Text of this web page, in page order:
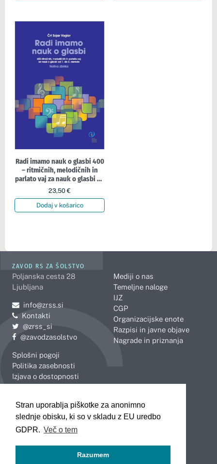
Stran uporablja piškotke za anonimno
slednje obisku, ki so v skladu z EU uredbo
GDPR. Več o tem
Razumem
Radi imamo nauk o glasbi 400
– ritmičnih, melodičnih in
parlato vaj za nauk o glasbi od
1. do 6. razreda
23,50€
Dodaj v košarico
ZAVOD RS ZA ŠOLSTVO
Poljanska cesta 28
Ljubljana
Pošljite e-mail na
info@zrss.si
Kontakti
Pojdite na Twitter:
@zrss_si
Pojdite na Facebook:
@zavodzasolstvo
Splošni pogoji
Politika zasebnosti
Izjava o dostopnosti
Mediji o nas
Temeljne naloge
IJZ
CGP
Organizacijske enote
Razpisi in javne objave
Nagrade in priznanja
Celje
Koper
Kranj
Novo mesto
Slovenj Gradec